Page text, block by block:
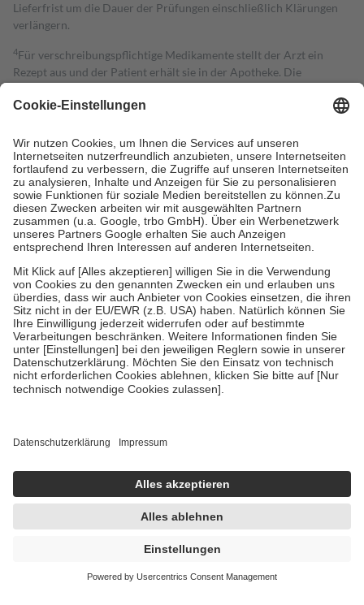
Lieferfrist um die Dauer der Prüfungen einschließlich Klärungen
verlängern.
4Für verschreibungspflichtige Medikamente stellt der Arzt ein
Rezept aus und der Patient erhält sie in der Apotheke. Die
Kosten dafür, der Versicherte trägt einen Teil davon als Zuzahlung
Grundsätzlich leisten Mitglieder Zuzahlungen in Höhe von zehn
Prozent des Abgabepreises,mindestensjedochfünf Euround
höchstens zehn Euro.Es sind jedoch nie mehr als die tatsächlichen
Kosten der Leistung zu entrichten.
Diese Regeln gelten grundsätzlich auch für Online-Apotheken.
Bei Heilmitteln und häuslicher Krankenpflege beträgt die
Zuzahlung zehn Prozent der Kosten sowie zehn Euro je
Um das Engagement der Versicherten für ihre eigene Gesundheit zu
stärken und die besondere Stellung der Familie zu unterstützen,
fallenkeine Zuzahlungen an bei:
• Kindern und Jugendlichen bis zum vollendeten 18. Lebensjahr
mit Ausnahme der Fahrkosten
• Untersuchungen zur Vorsorge und Früherkennung, die von der
GKV getragen werden
• empfohlenen Schutzimpfungen
Wir nutzen Trusted Shops als unabhängigen Dienstleister für die
getroffen, um sicherzustellen, dass es sich um echte Bewertungen
handelt. Mehr Informationen findest du hier:
https://help.etrusted.com/hc/de/articles/4419944605341